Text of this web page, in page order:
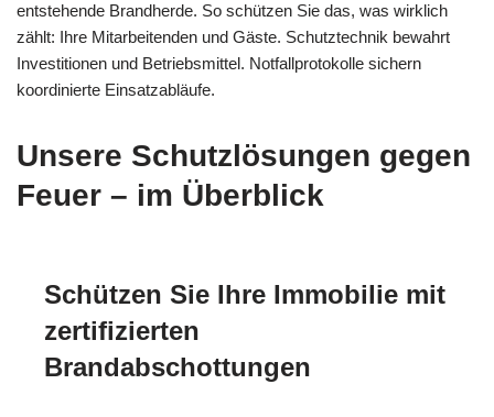
entstehende Brandherde. So schützen Sie das, was wirklich
zählt: Ihre Mitarbeitenden und Gäste. Schutztechnik bewahrt
Investitionen und Betriebsmittel. Notfallprotokolle sichern
koordinierte Einsatzabläufe.
Unsere Schutzlösungen gegen
Feuer – im Überblick
Schützen Sie Ihre Immobilie mit
zertifizierten
Brandabschottungen